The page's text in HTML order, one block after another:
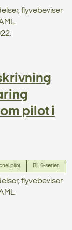
flyvebeviser
pilot i
pilot BL 6-serien
flyvebeviser